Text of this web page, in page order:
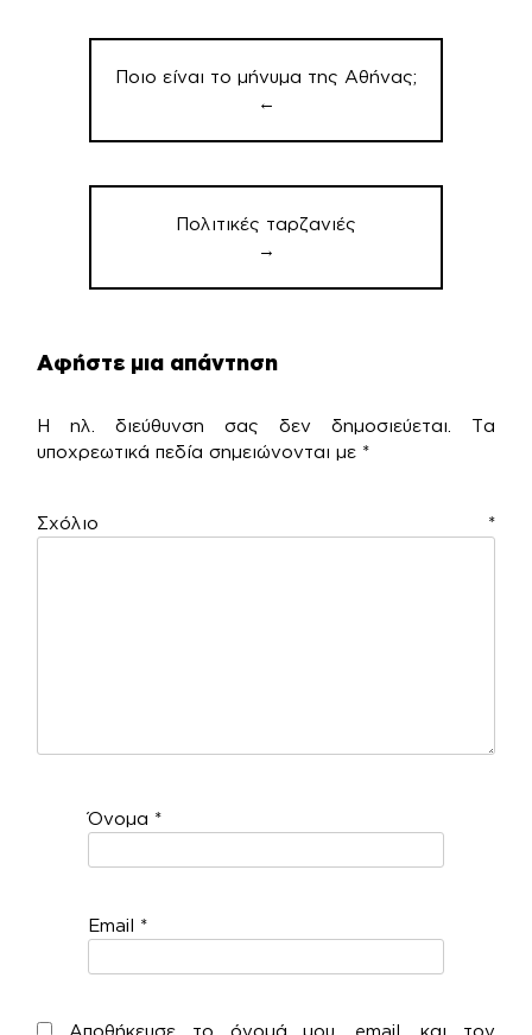
Πλοήγηση
άρθρων
Ποιο είναι το μήνυμα της Αθήνας;
←
Πολιτικές ταρζανιές
→
Αφήστε μια απάντηση
Η ηλ. διεύθυνση σας δεν δημοσιεύεται.
Τα
υποχρεωτικά πεδία σημειώνονται με *
Σχόλιο *
Όνομα *
Email *
Αποθήκευσε το όνομά μου, email, και τον